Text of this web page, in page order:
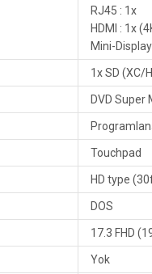
RJ45 : 1x
HDMI : 1x
Mini-
1x SD (XC/
DVD Super
Touchpad
HD type
DOS
17.3 FHD
Yok